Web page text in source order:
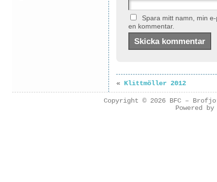
Spara mitt namn, min
en kommentar.
« Klittmöller 2012
Copyright © 2026 BFC –
Powered